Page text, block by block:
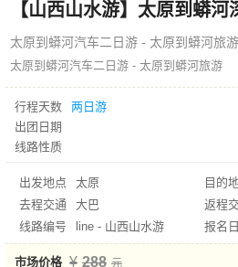
【山西山水游】太原到蟒
太原到蟒河汽车二日游 - 太原到蟒河旅
太原到蟒河汽车二日游 - 太原到蟒河旅游
行程天数
两日游
出团日期
线路性质
出发地点 太原 目的
去程交通
大巴
返程
线路编号
line - 山西山水游 报名
市场价格 288